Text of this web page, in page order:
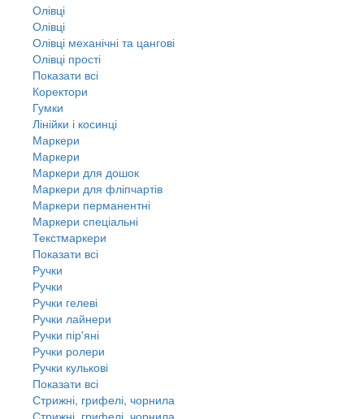
Олівці
Олівці
Олівці механічні та цангові
Олівці прості
Показати всі
Коректори
Гумки
Лінійки і косинці
Маркери
Маркери
Маркери для дошок
Маркери для фліпчартів
Маркери перманентні
Маркери спеціальні
Текстмаркери
Показати всі
Ручки
Ручки
Ручки гелеві
Ручки лайнери
Ручки пір'яні
Ручки ролери
Ручки кулькові
Показати всі
Стрижні, грифелі, чорнила
Стрижні, грифелі, чорнила